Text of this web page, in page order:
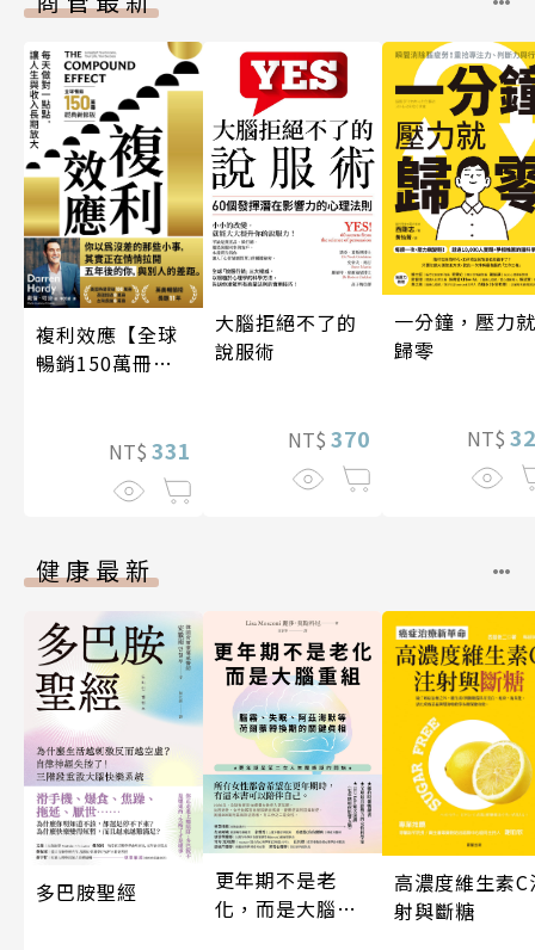
複利效應【全球
暢銷150萬冊・
NT$ 331
大腦拒絕不了的
說服術
NT$ 370
一分鐘，壓力就
歸零
NT$
健康最新
多巴胺聖經
更年期不是老
化，而是大腦重
高濃度維生素C
射與斷糖